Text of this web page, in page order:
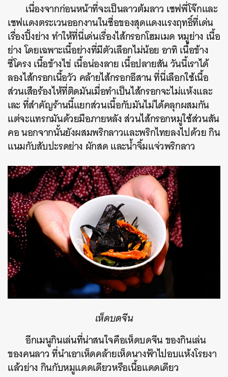
เนื่องจากก่อนหน้าที่จะเป็นลาวต้มลาว เชฟพี่โจ๊กและ
เชฟแดงตระเวนออกงานในชื่อของสุดแดงแรงฤทธิ์ที่เด่น
เรื่องปิ้งย่าง ทำให้ที่นี่เด่นเรื่องไส้กรอกโฮมเมด หมูย่าง เนื้อ
ย่าง โดยเฉพาะเนื้อย่างที่มีตัวเลือกไม่น้อย อาทิ เนื้อข้าง
ซี่โครง เนื้อข้างไข่ เนื้อน่องลาย เนื้อปลายสัน วันนี้เราได้
ลองไส้กรอกเนื้อวัว คล้ายไส้กรอกอีสาน ที่นี่เลือกใช้เนื้อ
ส่วนเสือร้องไห้ที่ติดมันเมื่อทำเป็นไส้กรอกจะไม่แห้งและ
เละ ที่สำคัญร้านนี้แยกส่วนเนื้อกับมันไม่ได้คลุกผสมกัน
แต่จะแทรกมันด้วยมือภายหลัง ส่วนไส้กรอกหมูใช้ส่วนสัน
คอ นอกจากนั้นยังผสมพริกลาวและพริกไทยลงไปด้วยกิน
แนมกับสับปะรดย่าง ผักสด และน้ำจิ้มแจ่วพริกลาว
เห็ดบดจีน
อีกเมนูกินเล่นที่น่าสนใจคือเห็ดบดจีน ของกินเล่น
ของคนลาว ที่นำเอาเห็ดคล้ายเห็ดนางฟ้าไปอบแห้งโรยงา
แล้วย่าง กินกับหมูแดดเดียวหรือเนื้อแดดเดียว